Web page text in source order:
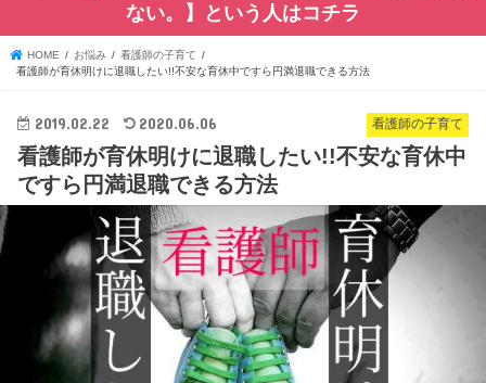
ない。】という人はコチラ
HOME お悩み
看護師の子育て
看護師が育休明けに退職したい!!不安な育休中ですら円満退職できる方法
看護師の子育て
2019.02.22 2020.06.06
看護師が育休明けに退職したい!!不安な育休中
ですら円満退職できる方法